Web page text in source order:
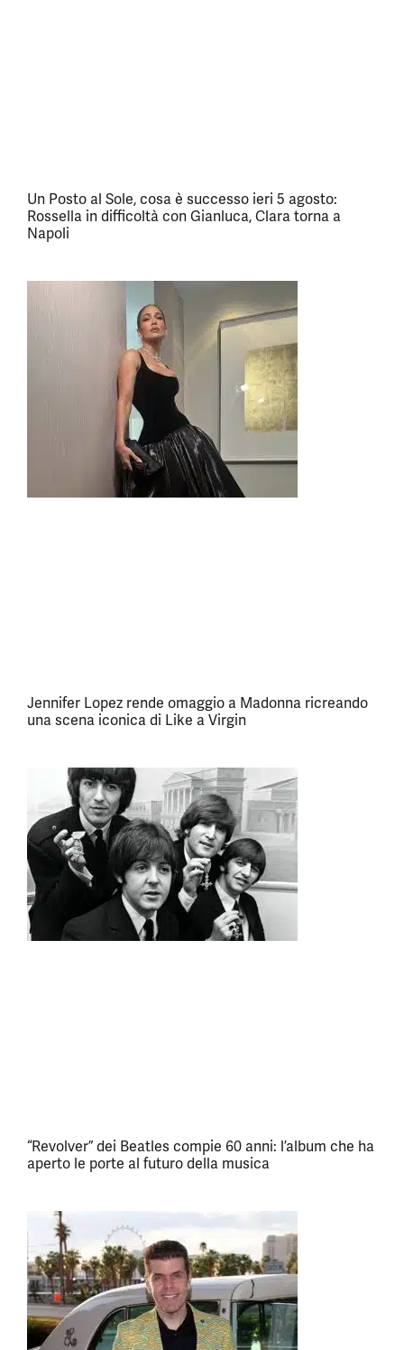
Un Posto al Sole, cosa è successo ieri 5 agosto:
Rossella in difficoltà con Gianluca, Clara torna a
Napoli
Jennifer Lopez rende omaggio a Madonna ricreando
una scena iconica di Like a Virgin
“Revolver” dei Beatles compie 60 anni: l’album che ha
aperto le porte al futuro della musica